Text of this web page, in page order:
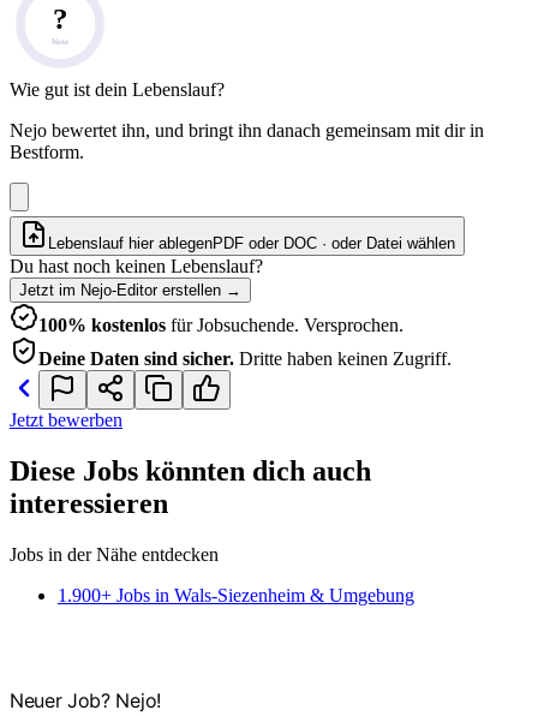
?
Note
Wie gut ist dein Lebenslauf?
Nejo bewertet ihn, und bringt ihn danach gemeinsam mit dir in
Bestform.
Lebenslauf hier ablegenPDF oder DOC · oder Datei wählen
Du hast noch keinen Lebenslauf?
Jetzt im Nejo-Editor erstellen →
100% kostenlos für Jobsuchende. Versprochen.
Deine Daten sind sicher. Dritte haben keinen Zugriff.
Jetzt bewerben
Diese Jobs könnten dich auch
interessieren
Jobs in der Nähe entdecken
1.900+ Jobs in Wals-Siezenheim & Umgebung
Neuer Job? Nejo!